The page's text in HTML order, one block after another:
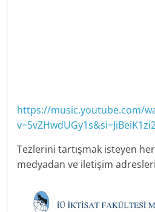
https://music.youtube.com/
Tezlerini tartışmak isteyen
medyadan ve iletişim